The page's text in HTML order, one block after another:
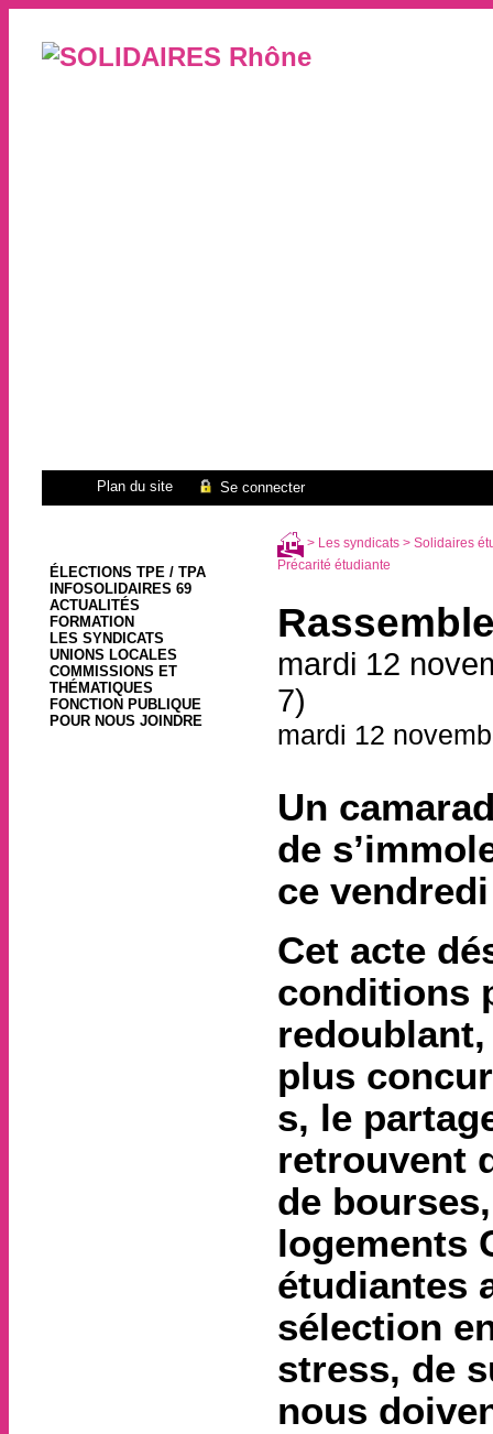
Plan du site Se connecter
ÉLECTIONS TPE / TPA
INFOSOLIDAIRES 69
ACTUALITÉS
FORMATION
LES SYNDICATS
UNIONS LOCALES
COMMISSIONS ET
THÉMATIQUES
FONCTION PUBLIQUE
POUR NOUS JOINDRE
> Les syndicats> Solidaires
Précarité étudiante
mardi 12
7)
mardi 12
Un
de
ce
Cet acte
conditions
plus
s, le
retrouvent
de
logements
étudiantes
sélection
stress, de
nous